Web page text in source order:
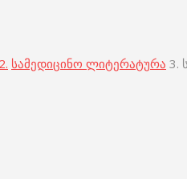
2. სამედიცინო ლიტერატურა 3.